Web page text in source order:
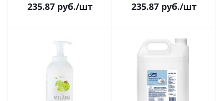
235.87руб./шт 235.87руб./шт